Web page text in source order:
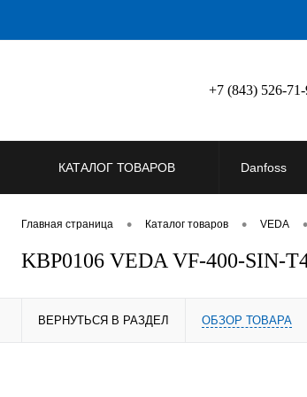
+7 (843) 526-71-
КАТАЛОГ ТОВАРОВ Danfoss
Главная страница • Каталог товаров • VEDA •
KBP0106 VEDA VF-400-SIN-
ВЕРНУТЬСЯ В РАЗДЕЛ ОБЗОР ТОВАРА